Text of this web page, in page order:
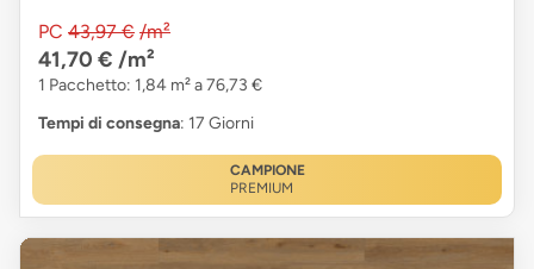
PC 43,97 € /m²
41,70 € /m²
1 Pacchetto: 1,84 m² a 76,73 €
Tempi di consegna: 17 Giorni
CAMPIONE
PREMIUM